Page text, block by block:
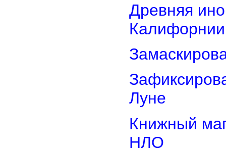
Древняя
Калифорнии
Луне
Книжный
НЛО